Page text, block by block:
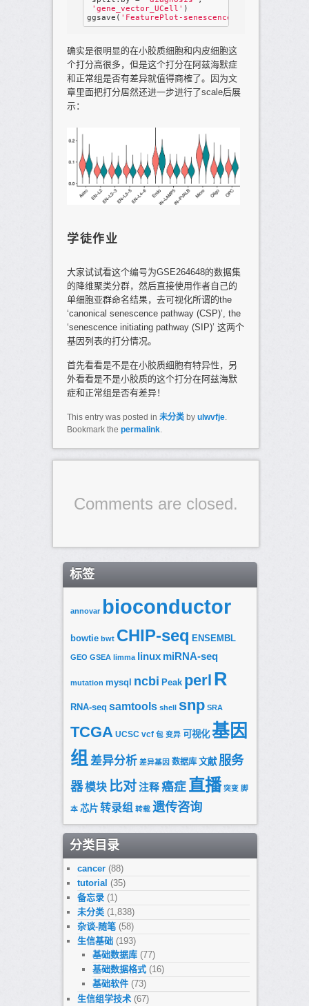
'gene_vector_UCell' )
ggsave( 'FeaturePlot-senescence-diagnosis.pdf'
确实是很明显的在小胶质细胞和内皮细胞这
个打分高很多，但是这个打分在阿兹海默症
和正常组是否有差异就值得商榷了。因为文
章里面把打分居然还进一步进行了scale后展
示：
学徒作业
大家试试看这个编号为GSE264648的数据集
的降维聚类分群，然后直接使用作者自己的
单细胞亚群命名结果，去可视化所谓的the
‘canonical senescence pathway (CSP)’, the
‘senescence initiating pathway (SIP)’ 这两个
基因列表的打分情况。
首先看看是不是在小胶质细胞有特异性，另
外看看是不是小胶质的这个打分在阿兹海默
症和正常组是否有差异！
This entry was posted in 未分类by ulwvfje.
Bookmark the permalink.
Comments are closed.
标签
annovar bioconductor
bowtie bwt CHIP-seq ENSEMBL
GEO GSEA limma linux miRNA-seq
mutation mysql ncbi Peak perl R
RNA-seq samtools shell snp SRA
TCGA UCSC vcf 包 变异 可视化 基因
组 差异分析 差异基因 数据库 文献 服务
器模块 比对注释癌症 直播 突变 脚
本 芯片 转录组 转载 遗传咨询
分类目录
cancer(88)
tutorial (35)
备忘录(1)
未分类(1,838)
杂谈-随笔(58)
生信基础(193)
基础数据库 (77)
基础数据格式 (16)
基础软件 (73)
生信组学技术(67)